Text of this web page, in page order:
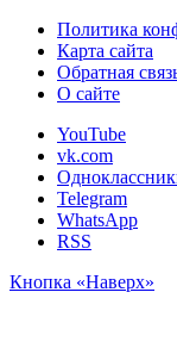
Политика
Карта сайта
Обратная
О сайте
YouTube
vk.com
Telegram
WhatsApp
RSS
Кнопка «Наверх»